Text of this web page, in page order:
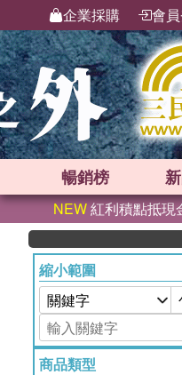
企業採購 會
暢銷榜
NEW紅利積點抵現
縮小範圍
商品類型